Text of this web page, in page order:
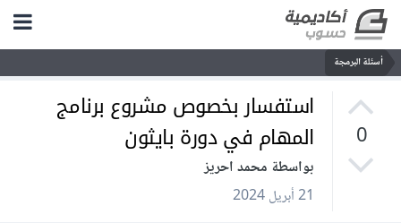
أسئلة البرمجة
0
استفسار بخصوص مشروع برنامج
المهام في دورة بايثون
بواسطة محمد احريز
21 أبريل 2024